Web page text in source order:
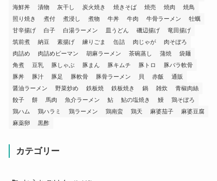
海鮮丼
漬物 灰干し 炭火焼き 焼きそば 焼売 焼肉
焼鳥
照り焼き
煮付 煮浸し 煮物 牛丼 牛肉 牛骨ラーメン
牡蠣
甘辛揚げ
白子 白湯ラーメン 皿うどん 磯辺揚げ
竜田揚げ
筑前煮
納豆 素揚げ 練りごま 缶詰 肉じゃが
肉そぼろ
肉詰め
肉詰めピーマン 胡麻ラーメン 茶碗蒸し 蒲焼
袋麺
角煮
豆乳 豚しゃぶ 豚まん 豚キムチ 豚トロ
豚バラ軟骨
豚丼
豚汁 豚足 豚軟骨 豚骨ラーメン 貝 赤飯
通販
醤油ラーメン
野菜炒め 鉄板焼 鉄板焼き 鍋 雑炊
青椒肉絲
餃子
餅 馬肉 魚介ラーメン 鮎 鮎の塩焼き 鰻
鶏そぼろ
鶏ハム
鶏ハラミ 鶏ラーメン 鶏南蛮 鶏天 麻婆茄子
麻婆豆腐
麻薬卵
黒酢
カテゴリー